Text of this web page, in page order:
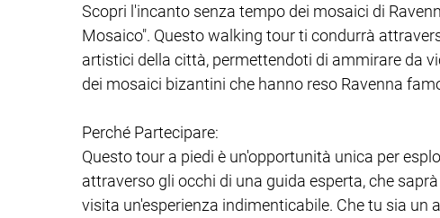
Scopri l'incanto senza tempo dei mosaici di
Mosaico". Questo walking tour ti condurrà
artistici della città, permettendoti di ammirare da
dei mosaici bizantini che hanno reso Ravenna
Perché Partecipare:
Questo tour a piedi è un'opportunità unica per
attraverso gli occhi di una guida esperta, che
visita un'esperienza indimenticabile. Che tu sia